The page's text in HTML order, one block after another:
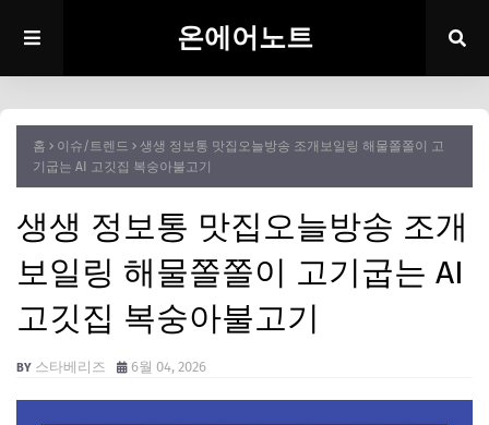
온에어노트
홈 이슈/트렌드
생생 정보통 맛집오늘방송 조개보일링 해물쫄쫄이 고
기굽는 AI 고깃집 복숭아불고기
생생 정보통 맛집오늘방송 조개
보일링 해물쫄쫄이 고기굽는 AI
고깃집 복숭아불고기
스타베리즈 6월 04, 2026